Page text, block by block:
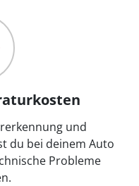
und
du bei deinem Auto
Probleme